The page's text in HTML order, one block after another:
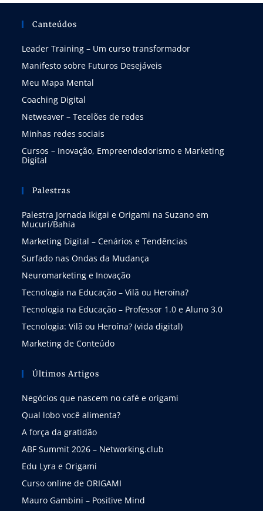
Canteúdos
Leader Training – Um curso transformador
Manifesto sobre Futuros Desejáveis
Meu Mapa Mental
Coaching Digital
Netweaver – Tecelões de redes
Minhas redes sociais
Cursos – Inovação, Empreendedorismo e Marketing
Digital
Palestras
Palestra Jornada Ikigai e Origami na Suzano em
Mucuri/Bahia
Marketing Digital – Cenários e Tendências
Surfado nas Ondas da Mudança
Neuromarketing e Inovação
Tecnologia na Educação – Vilã ou Heroína?
Tecnologia na Educação – Professor 1.0 e Aluno 3.0
Tecnologia: Vilã ou Heroína? (vida digital)
Marketing de Conteúdo
Últimos Artigos
Negócios que nascem no café e origami
Qual lobo você alimenta?
A força da gratidão
ABF Summit 2026 – Networking.club
Edu Lyra e Origami
Curso online de ORIGAMI
Mauro Gambini – Positive Mind